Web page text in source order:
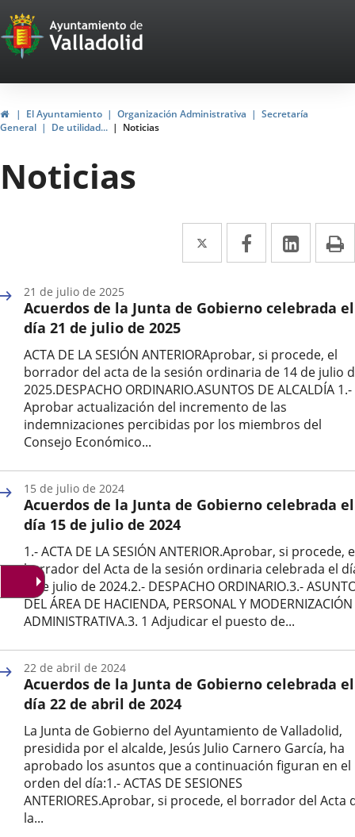
Portal
Web
del
Ayuntamiento
de
Valladolid
InicioEl Ayuntamiento Organización Administrativa
Secretaría
General
De utilidad... Noticias
Noticias
Twitter
Enlace
a
aplicación
externa.
Facebook
Enlace
a
aplicación
externa.
Enlace
a
Acuerdos de la Junta de Gobierno celebrada el
día 21 de julio de 2025
ACTA DE LA SESIÓN ANTERIORAprobar, si procede, el
borrador del acta de la sesión ordinaria de 14 de julio
2025.DESPACHO ORDINARIO.ASUNTOS DE ALCALDÍA 1.-
Aprobar actualización del incremento de las
indemnizaciones percibidas por los miembros del
Consejo Económico...
la
noticia
21 de julio de 2025
Acuerdos de la Junta de Gobierno celebrada el
día 15 de julio de 2024
1.- ACTA DE LA SESIÓN ANTERIOR.Aprobar, si procede,
borrador del Acta de la sesión ordinaria celebrada el
8 de julio de 2024.2.- DESPACHO ORDINARIO.3.-
DEL ÁREA DE HACIENDA, PERSONAL Y MODERNIZACIÓN
ADMINISTRATIVA.3. 1 Adjudicar el puesto de...
la
noticia
15 de julio de 2024
Acuerdos de la Junta de Gobierno celebrada el
día 22 de abril de 2024
La Junta de Gobierno del Ayuntamiento de Valladolid,
presidida por el alcalde, Jesús Julio Carnero García, ha
aprobado los asuntos que a continuación figuran en el
orden del día:1.- ACTAS DE SESIONES
ANTERIORES.Aprobar, si procede, el borrador del Acta
la...
22 de abril de 2024